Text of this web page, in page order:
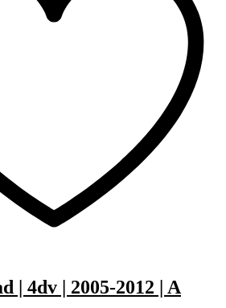
| 4dv | 2005-2012 | A